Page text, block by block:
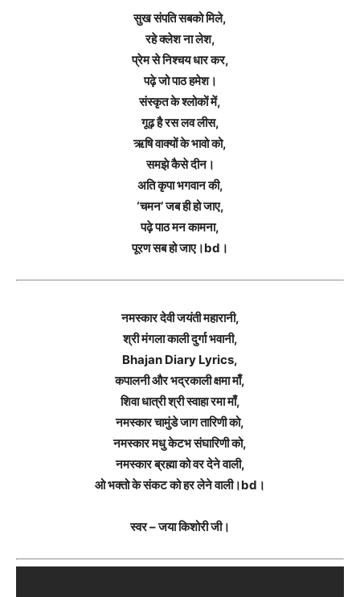
सुख संपति सबको मिले,
रहे क्लेश ना लेश,
प्रेम से निश्चय धार कर,
पढ़े जो पाठ हमेश।
संस्कृत के श्लोकों में,
गूढ़ है रस लव लीस,
ऋषि वाक्यों के भावो को,
समझे कैसे दीन।
अति कृपा भगवान की,
‘चमन’ जब ही हो जाए,
पढ़े पाठ मन कामना,
पूरण सब हो जाए।bd।
नमस्कार देवी जयंती महारानी,
श्री मंगला काली दुर्गा भवानी,
Bhajan Diary Lyrics,
कपालनी और भद्रकाली क्षमा माँ,
शिवा धात्री श्री स्वाहा रमा माँ,
नमस्कार चामुंडे जाग तारिणी को,
नमस्कार मधु केटभ संघारिणी को,
नमस्कार ब्रह्मा को वर देने वाली,
ओ भक्तो के संकट को हर लेने वाली।bd।
स्वर – जया किशोरी जी।